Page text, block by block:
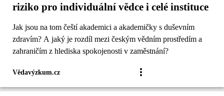
riziko pro individuální vědce i celé instituce
Jak jsou na tom čeští akademici a akademičky s duševním
zdravím? A jaký je rozdíl mezi českým vědním prostředím a
zahraničím z hlediska spokojenosti v zaměstnání?
Vědavýzkum.cz